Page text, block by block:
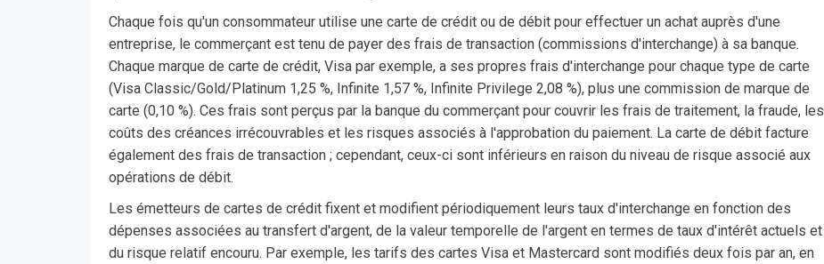
Chaque fois qu'un consommateur utilise une carte de crédit ou de débit pour effectuer un achat auprès d'une
entreprise, le commerçant est tenu de payer des frais de transaction (commissions d'interchange) à sa banque.
Chaque marque de carte de crédit, Visa par exemple, a ses propres frais d'interchange pour chaque type de carte
(Visa Classic/Gold/Platinum 1,25 %, Infinite 1,57 %, Infinite Privilege 2,08 %), plus une commission de marque de
carte (0,10 %). Ces frais sont perçus par la banque du commerçant pour couvrir les frais de traitement, la fraude, les
coûts des créances irrécouvrables et les risques associés à l'approbation du paiement. La carte de débit facture
également des frais de transaction ; cependant, ceux-ci sont inférieurs en raison du niveau de risque associé aux
opérations de débit.
Les émetteurs de cartes de crédit fixent et modifient périodiquement leurs taux d'interchange en fonction des
dépenses associées au transfert d'argent, de la valeur temporelle de l'argent en termes de taux d'intérêt actuels et
du risque relatif encouru. Par exemple, les tarifs des cartes Visa et Mastercard sont modifiés deux fois par an, en